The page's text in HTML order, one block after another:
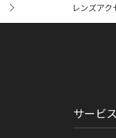
レンズアク
サービス